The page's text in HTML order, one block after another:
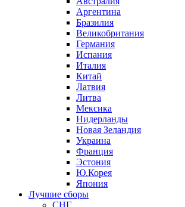
Аргентина
Бразилия
Великобритания
Германия
Испания
Италия
Китай
Латвия
Литва
Мексика
Нидерланды
Новая Зеландия
Украина
Франция
Эстония
Ю.Корея
Япония
Лучшие сборы
СНГ